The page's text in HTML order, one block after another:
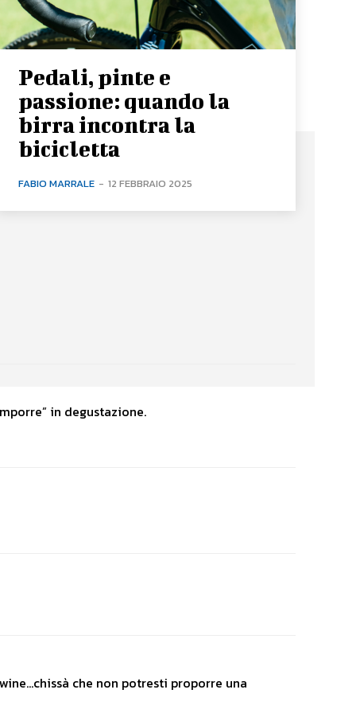
Pedali, pinte e
passione: quando la
birra incontra la
bicicletta
FABIO MARRALE - 12 FEBBRAIO 2025
in degustazione.
che non potresti proporre una